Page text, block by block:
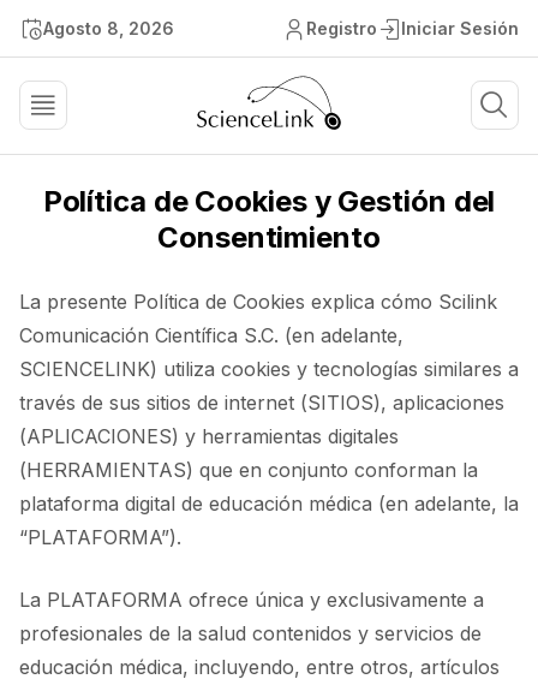
Agosto 8, 2026 Registro Iniciar Sesión
Política de Cookies y Gestión del
Consentimiento
La presente Política de Cookies explica cómo Scilink
Comunicación Científica S.C. (en adelante,
SCIENCELINK) utiliza cookies y tecnologías similares a
través de sus sitios de internet (SITIOS), aplicaciones
(APLICACIONES) y herramientas digitales
(HERRAMIENTAS) que en conjunto conforman la
plataforma digital de educación médica (en adelante, la
“PLATAFORMA”).
La PLATAFORMA ofrece única y exclusivamente a
profesionales de la salud contenidos y servicios de
educación médica, incluyendo, entre otros, artículos